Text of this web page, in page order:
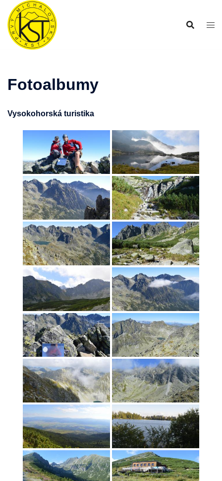
Preskočiť
obsah
Fotoalbumy
Vysokohorská turistika